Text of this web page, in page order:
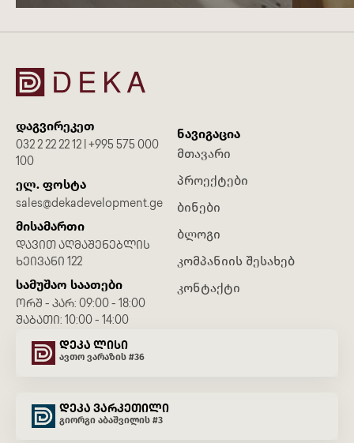
დაგვირეკეთ
032 2 22 22 12 | +995 575 000
100
ელ. ფოსტა
sales@dekadevelopment.ge
მისამართი
ᲓᲐᲕᲘᲗ ᲐᲦᲛᲐᲨᲔᲜᲔᲑᲚᲘᲡ
ᲮᲔᲘᲕᲐᲜᲘ 122
სამუშაო საათები
ᲝᲠᲨ - ᲞᲐᲠ: 09:00 - 18:00
ᲨᲐᲑᲐᲗᲘ: 10:00 - 14:00
ნავიგაცია
მთავარი
პროექტები
ბინები
ბლოგი
კომპანიის შესახებ
კონტაქტი
დეკა ლისი
ავთო ვარაზის #36
დეკა ვარკეთილი
გიორგი აბაშვილის #3